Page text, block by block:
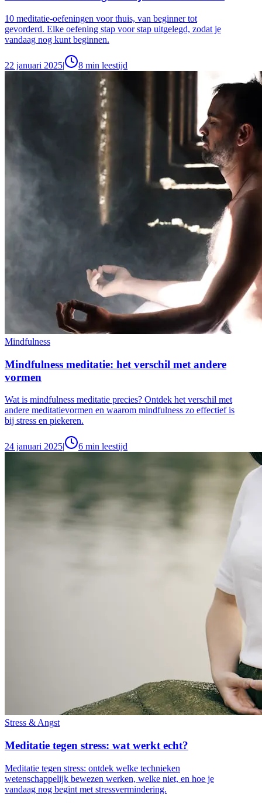
10 meditatie-oefeningen voor thuis, van beginner tot
gevorderd. Elke oefening stap voor stap uitgelegd, zodat je
vandaag nog kunt beginnen.
22 januari 2025| 8 min leestijd
Mindfulness
Mindfulness meditatie: het verschil met andere
vormen
Wat is mindfulness meditatie precies? Ontdek het verschil met
andere meditatievormen en waarom mindfulness zo effectief is
bij stress en piekeren.
24 januari 2025| 6 min leestijd
Stress & Angst
Meditatie tegen stress: wat werkt echt?
Meditatie tegen stress: ontdek welke technieken
wetenschappelijk bewezen werken, welke niet, en hoe je
vandaag nog begint met stressvermindering.